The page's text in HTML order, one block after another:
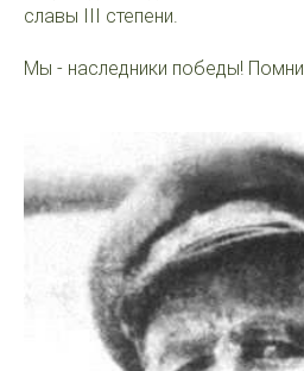
славы III степени.
Мы - наследники победы!